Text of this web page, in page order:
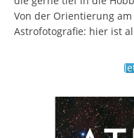
Von der Orientierung
Astrofotografie: hier ist